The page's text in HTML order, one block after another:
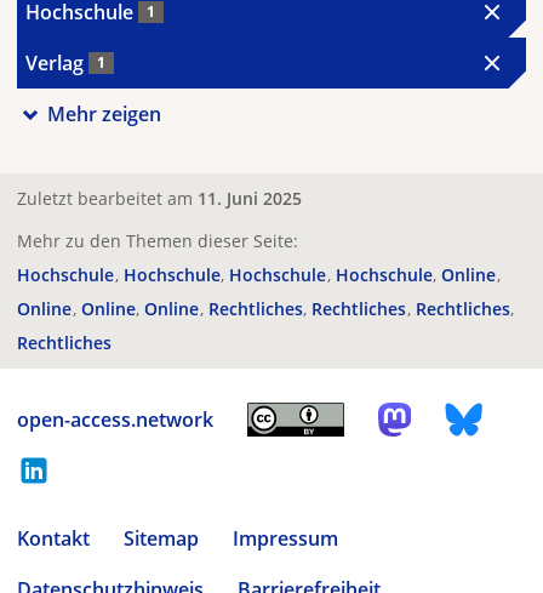
Hochschule 1
Verlag 1
Mehr zeigen
Zuletzt bearbeitet am 11. Juni 2025
Mehr zu den Themen dieser Seite:
Hochschule Hochschule Hochschule Hochschule Online
Online Online Online Rechtliches Rechtliches Rechtliches
Rechtliches
open-access.network
Kontakt Sitemap
Impressum